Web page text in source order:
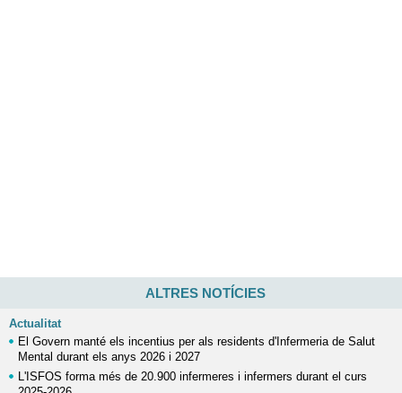
ALTRES NOTÍCIES
Actualitat
El Govern manté els incentius per als residents d'Infermeria de Salut
Mental durant els anys 2026 i 2027
L'ISFOS forma més de 20.900 infermeres i infermers durant el curs